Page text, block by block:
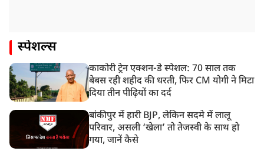
स्पेशल्स
काकोरी ट्रेन एक्शन-डे स्पेशल: 70 साल तक
बेबस रही शहीद की धरती, फिर CM योगी ने मिटा
दिया तीन पीढ़ियों का दर्द
बांकीपुर में हारी BJP, लेकिन सदमे में लालू
परिवार, असली ‘खेला’ तो तेजस्वी के साथ हो
गया, जानें कैसे